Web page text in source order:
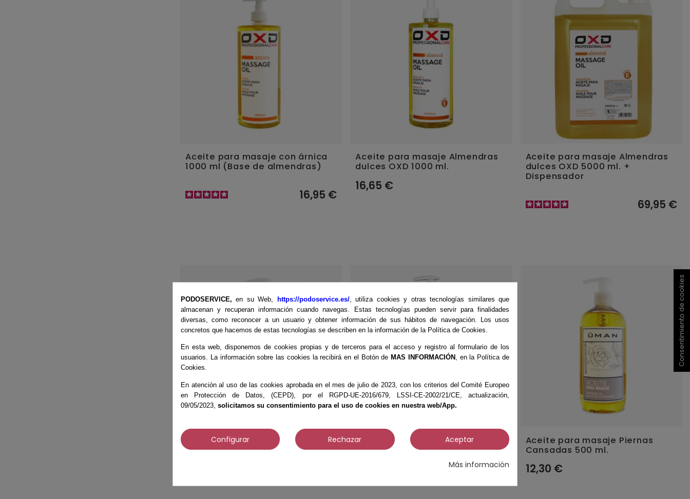
Aceite para masaje con árnica
1000 ml (Base de almendras)
16,95 €
Aceite para masaje Almendras
dulces OXD 1000 ml.
16,65 €
Aceite para masaje Almendras
dulces OXD 5000 ml. +
Dispensador
69,95 €
Aceite para masaje Relajante
500 ml.
Aceite para masaje con limón
1000 ml. OXD
Aceite para masaje Piernas
Cansadas 500 ml.
12,30 €
PODOSERVICE,en su Web, https://podoservice.es/, utiliza cookies y otras tecnologías similares que
almacenan y recuperan información cuando navegas. Estas tecnologías pueden servir para finalidades
diversas, como reconocer a un usuario y obtener información de sus hábitos de navegación. Los usos
concretos que hacemos de estas tecnologías se describen en la información de la Política de Cookies.
En esta web, disponemos de cookies propias y de terceros para el acceso y registro al formulario de los
usuarios. La información sobre las cookies la recibirá en el Botón de MAS INFORMACIÓN , en la Política de
Cookies.
En atención al uso de las cookies aprobada en el mes de julio de 2023, con los criterios del Comité Europeo
en Protección de Datos, (CEPD), por el RGPD-UE-2016/679, LSSI-CE-2002/21/CE, actualización,
09/05/2023, solicitamos su consentimiento para el uso de cookies en nuestra web/App.
Configurar Rechazar Aceptar
Más información
Consentimiento de cookies